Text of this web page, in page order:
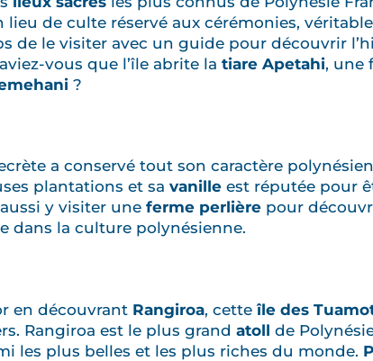
lieu de culte réservé aux cérémonies, véritable
de le visiter avec un guide pour découvrir
vous que l’île abrite la tiare Apetahi, une
?
a conservé tout son caractère
plantations et sa vanille est réputée pour
y visiter une ferme perlière pour
dans la culture polynésienne.
en découvrant Rangiroa, cetteîle des
Rangiroa est le plus grand atoll de
les plus belles et les plus riches du monde.